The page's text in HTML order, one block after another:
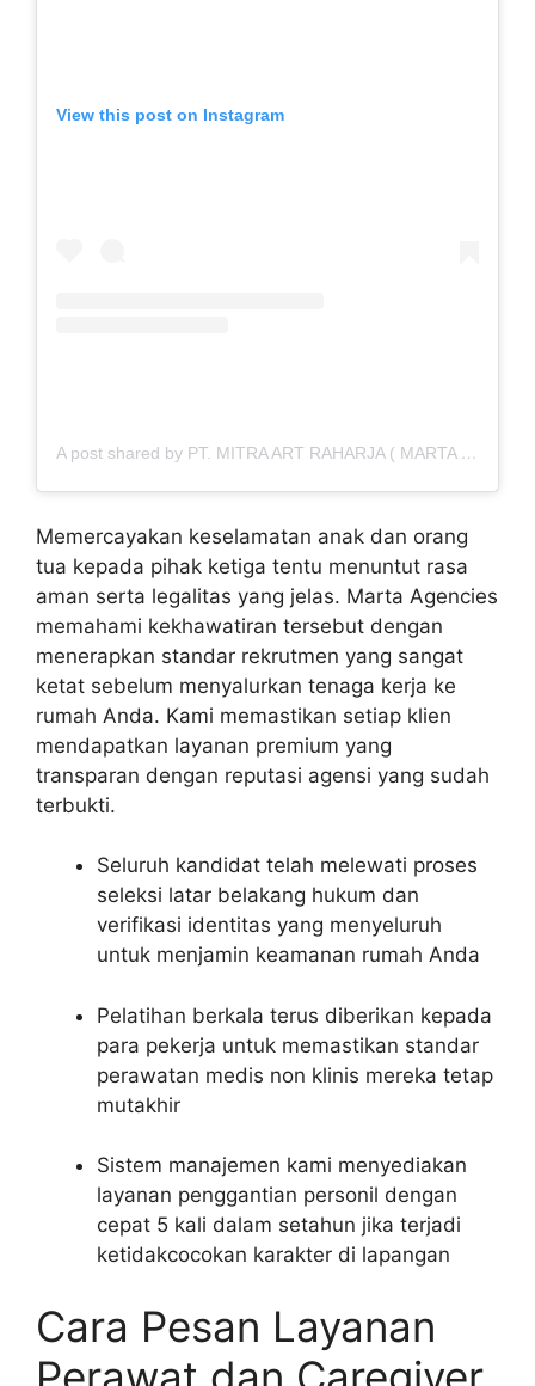
View this post on Instagram
A post shared by PT. MITRA ART RAHARJA ( MARTA ) (@marta_agencies)
Memercayakan keselamatan anak dan orang
tua kepada pihak ketiga tentu menuntut rasa
aman serta legalitas yang jelas. Marta Agencies
memahami kekhawatiran tersebut dengan
menerapkan standar rekrutmen yang sangat
ketat sebelum menyalurkan tenaga kerja ke
rumah Anda. Kami memastikan setiap klien
mendapatkan layanan premium yang
transparan dengan reputasi agensi yang sudah
terbukti.
Seluruh kandidat telah melewati proses
seleksi latar belakang hukum dan
verifikasi identitas yang menyeluruh
untuk menjamin keamanan rumah Anda
Pelatihan berkala terus diberikan kepada
para pekerja untuk memastikan standar
perawatan medis non klinis mereka tetap
mutakhir
Sistem manajemen kami menyediakan
layanan penggantian personil dengan
cepat 5 kali dalam setahun jika terjadi
ketidakcocokan karakter di lapangan
Cara Pesan Layanan